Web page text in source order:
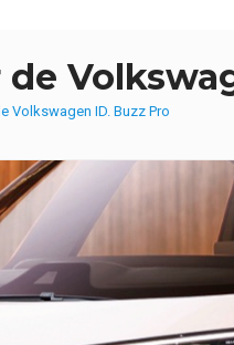
Volkswagen ID. Buzz Pro